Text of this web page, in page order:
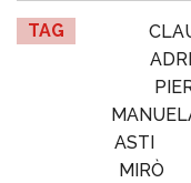
TAG
ASTI
MIRÒ